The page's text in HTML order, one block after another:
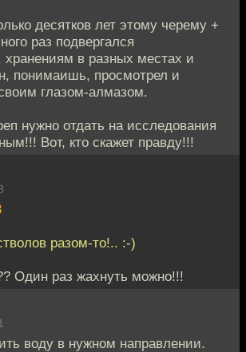
десятков лет этому черему +
раз подвергался
в разных местах и
понимаишь, просмотрел и
глазом-алмазом.
нужно отдать на исследования
Вот, кто скажет правду!!!
разом-то!.. :-)
Один раз жахнуть можно!!!
воду в нужном направлении.